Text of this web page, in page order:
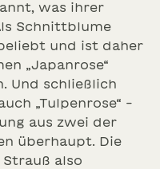
was ihrer
Schnittblume
und ist daher
„Japanrose“
Und schließlich
„Tulpenrose“ –
aus zwei der
überhaupt. Die
also